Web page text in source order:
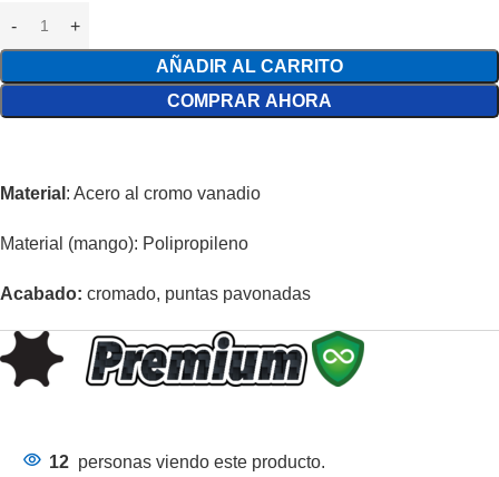
AÑADIR AL CARRITO
COMPRAR AHORA
Material : Acero al cromo vanadio
Material (mango): Polipropileno
Acabado: cromado, puntas pavonadas
12 personas viendo este producto.